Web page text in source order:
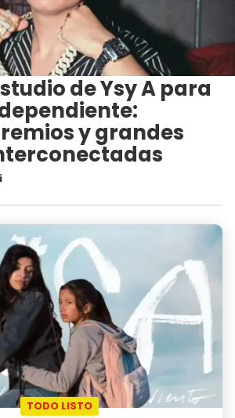
de Ysy A para
y grandes
TODO LISTO